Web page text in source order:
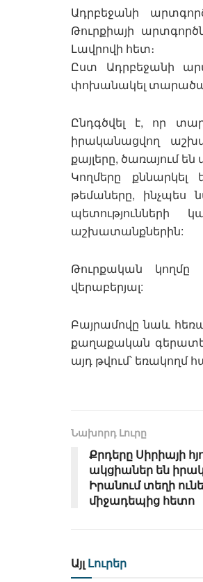
Ադրբեջանի
Թուրքիայի
Լավրովի հետ։
Ըստ Ադրբեջանի
փոխանակել
Ընդգծվել է, որ
իրականացվող
քայլերը, ծառայում
Կողմերը
թեմաները, ինչպես
պետությունների
աշխատանքներին:
Թուրքական կողմը
վերաբերյալ:
Բայրամովը նաև
քաղաքական
այդ թվում՝ եռակողմ
Նախորդ Լուրը
Քրդերը Սիրիայի
ակցիաներ են
Իրանում տեղի
միջադեպից հետո
Այլ Լուրեր